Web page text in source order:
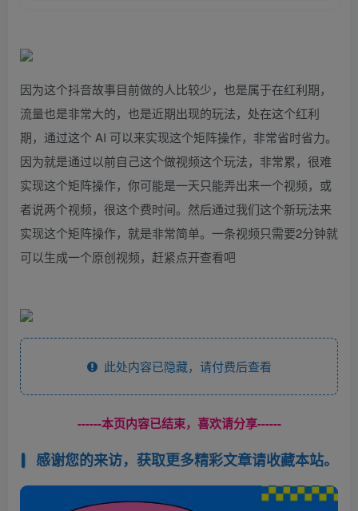
因为这个抖音故事目前做的人比较少，也是属于在红利期，
流量也是非常大的，也是近期出现的玩法，处在这个红利
期，通过这个 AI 可以来实现这个矩阵操作，非常省时省力。
因为就是通过以前自己这个做视频这个玩法，非常累，很难
实现这个矩阵操作，你可能是一天只能弄出来一个视频，或
者说两个视频，很这个费时间。然后通过我们这个新玩法来
实现这个矩阵操作，就是非常简单。一条视频只需要2分钟就
可以生成一个原创视频，赶紧点开查看吧
此处内容已隐藏，请付费后查看
------本页内容已结束，喜欢请分享------
感谢您的来访，获取更多精彩文章请收藏本站。